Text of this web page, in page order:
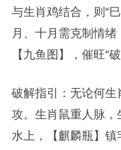
与生肖鸡结合，则“
月、十月需克制情绪
【九鱼图】，催旺“破
破解指引：无论何生
攻。生肖鼠重人脉
水上，【麒麟瓶】